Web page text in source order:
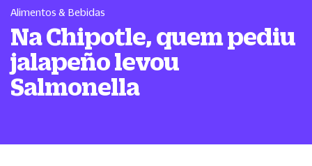
Alimentos & Bebidas
Na Chipotle, quem pediu
jalapeño levou
Salmonella